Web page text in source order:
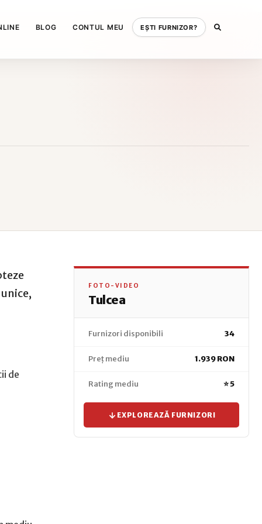
BLOG CONTUL MEU EȘTI FURNIZOR?
de
FOTO-VIDEO
Tulcea
Furnizori disponibili 34
Preț mediu 1.939 RON
Rating mediu ⭐ 5
EXPLOREAZĂ FURNIZORI